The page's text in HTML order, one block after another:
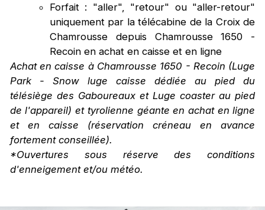
Forfait : "aller", "retour" ou "aller-retour"
uniquement par la télécabine de la Croix de
Chamrousse depuis Chamrousse 1650 -
Recoin en achat en caisse et en ligne
Achat en caisse à Chamrousse 1650 - Recoin (Luge
Park - Snow luge caisse dédiée au pied du
télésiège des Gaboureaux et Luge coaster au pied
de l'appareil) et tyrolienne géante en achat en ligne
et en caisse (réservation créneau en avance
fortement conseillée).
*Ouvertures sous réserve des conditions
d'enneigement et/ou météo.